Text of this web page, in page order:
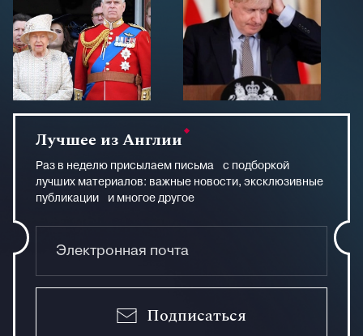
Лучшее из Англии
Раз в неделю присылаем письма с подборкой
лучших материалов: важные новости, эксклюзивные
публикации и многое другое
Подписаться